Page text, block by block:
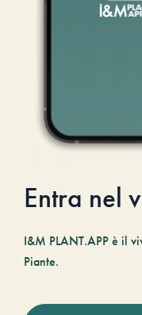
Entra nel
I&M PLANT.APP è il
Piante.